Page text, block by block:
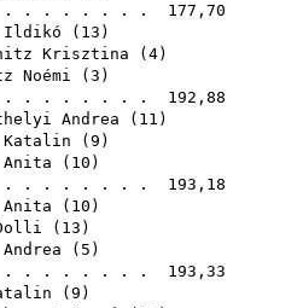
. . . . . . . 177,70
Ildikó ( 13 )
Krisztina ( 4)
Noémi ( 3 )
. . . . . . . 192,88
Andrea ( 11 )
Katalin ( 9 )
( 10 )
. . . . . . . 193,18
Anita ( 10 )
( 13 )
( 5 )
. . . . . . . 193,33
( 9 )